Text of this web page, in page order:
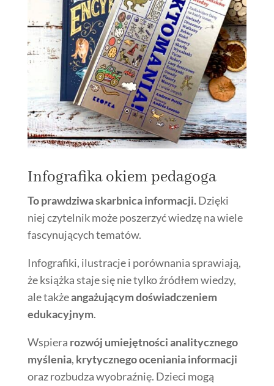
Infografika okiem pedagoga
To prawdziwa skarbnica informacji.Dzięki
niej czytelnik może poszerzyć wiedzę na wiele
fascynujących tematów.
Infografiki, ilustracje i porównania sprawiają,
że książka staje się nie tylko źródłem wiedzy,
ale takżeangażującym doświadczeniem
edukacyjnym.
Wspiera rozwój umiejętności analitycznego
myślenia, krytycznego oceniania informacji
oraz rozbudza wyobraźnię. Dzieci mogą